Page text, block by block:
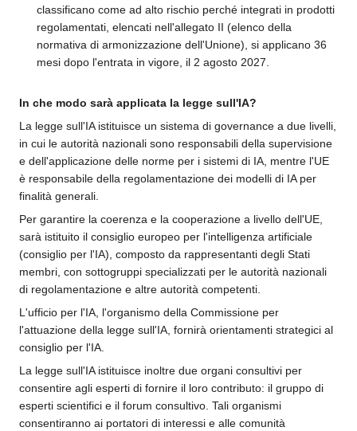
classificano come ad alto rischio perché integrati in prodotti
regolamentati, elencati nell'allegato II (elenco della
normativa di armonizzazione dell'Unione), si applicano 36
mesi dopo l'entrata in vigore, il 2 agosto 2027.
In che modo sarà applicata la legge sull'IA?
La legge sull'IA istituisce un sistema di governance a due livelli,
in cui le autorità nazionali sono responsabili della supervisione
e dell'applicazione delle norme per i sistemi di IA, mentre l'UE
è responsabile della regolamentazione dei modelli di IA per
finalità generali.
Per garantire la coerenza e la cooperazione a livello dell'UE,
sarà istituito il consiglio europeo per l'intelligenza artificiale
(consiglio per l'IA), composto da rappresentanti degli Stati
membri, con sottogruppi specializzati per le autorità nazionali
di regolamentazione e altre autorità competenti.
L'ufficio per l'IA, l'organismo della Commissione per
l'attuazione della legge sull'IA, fornirà orientamenti strategici al
consiglio per l'IA.
La legge sull'IA istituisce inoltre due organi consultivi per
consentire agli esperti di fornire il loro contributo: il gruppo di
esperti scientifici e il forum consultivo. Tali organismi
consentiranno ai portatori di interessi e alle comunità